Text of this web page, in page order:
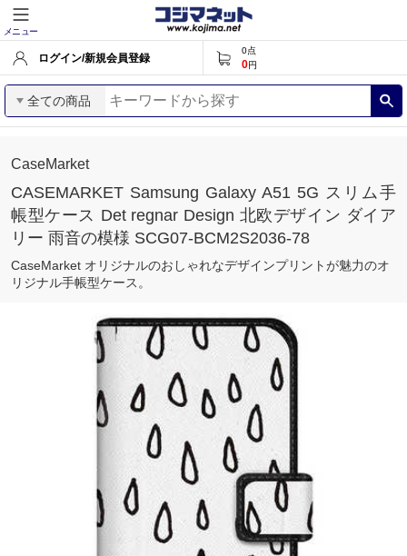
メニュー
ログイン/新規会員登録
0点
0円
全ての商品
CaseMarket
CASEMARKET Samsung Galaxy A51 5G スリム手
帳型ケース Det regnar Design 北欧デザイン ダイア
リー 雨音の模様 SCG07-BCM2S2036-78
CaseMarket オリジナルのおしゃれなデザインプリントが魅力のオ
リジナル手帳型ケース。